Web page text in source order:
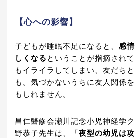
【心への影響】
子どもが睡眠不足になると、 感
しくなる ということが指摘され
もイライラしてしまい、友だち
も。気づかないうちに友人関係
もしれません。
昌仁醫修会瀬川記念小児神経学
野恭子先生は、「 夜型の幼児は